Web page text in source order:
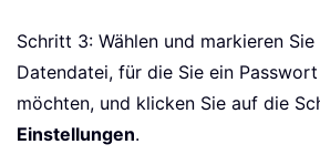
Schritt 3: Wählen und markieren
Datendatei, für die Sie ein
möchten, und klicken Sie auf die
Einstellungen.